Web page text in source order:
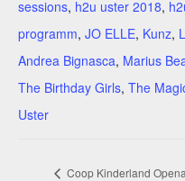
sessions, h2u uster 2018,
programm, JO ELLE, Kunz,
Andrea Bignasca, Marius
The Birthday Girls, The
Uster
Coop Kinderland